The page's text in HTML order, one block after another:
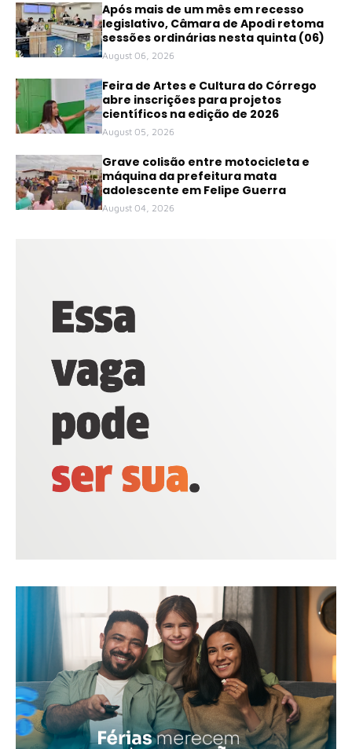
Após mais de um mês em recesso
legislativo, Câmara de Apodi retoma
sessões ordinárias nesta quinta (06)
August 06, 2026
Feira de Artes e Cultura do Córrego
abre inscrições para projetos
científicos na edição de 2026
August 05, 2026
Grave colisão entre motocicleta e
máquina da prefeitura mata
adolescente em Felipe Guerra
August 04, 2026